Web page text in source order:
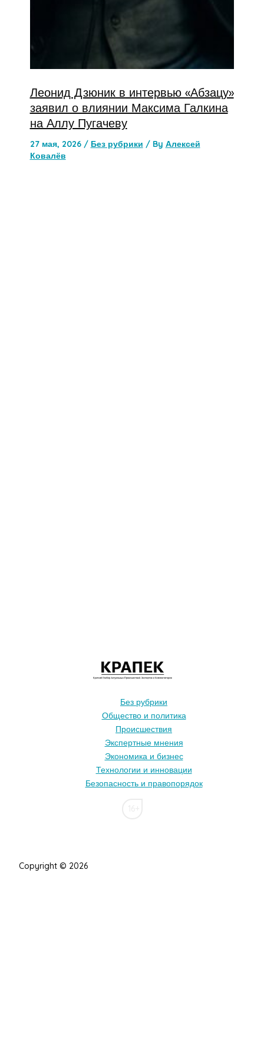
Леонид Дзюник в интервью «Абзацу»
заявил о влиянии Максима Галкина
на Аллу Пугачеву
27 мая, 2026 / Без рубрики / By Алексей
Ковалёв
Без рубрики
Общество и политика
Происшествия
Экспертные мнения
Экономика и бизнес
Технологии и инновации
Безопасность и правопорядок
Copyright © 2026